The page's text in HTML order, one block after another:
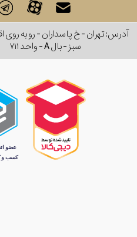
کشور
سبز - بال A - واحد ۷۱۱